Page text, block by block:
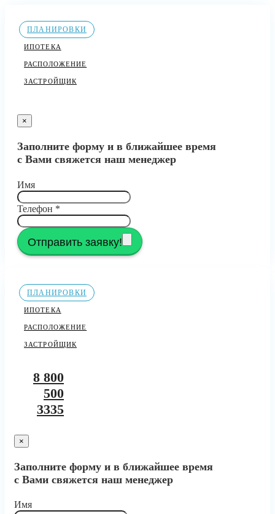
ПЛАНИРОВКИ
ИПОТЕКА
РАСПОЛОЖЕНИЕ
ЗАСТРОЙЩИК
×
Заполните форму и в ближайшее время
с Вами свяжется наш менеджер
Имя
Телефон *
Отправить заявку!
ПЛАНИРОВКИ
ИПОТЕКА
РАСПОЛОЖЕНИЕ
ЗАСТРОЙЩИК
8 800
500
3335
×
Заполните форму и в ближайшее время
с Вами свяжется наш менеджер
Имя